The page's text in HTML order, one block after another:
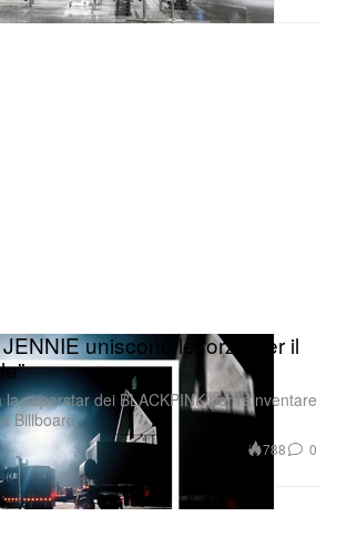
uniscono le forze per il
superstar dei BLACKPINK per reinventare
Billboard.
788 0